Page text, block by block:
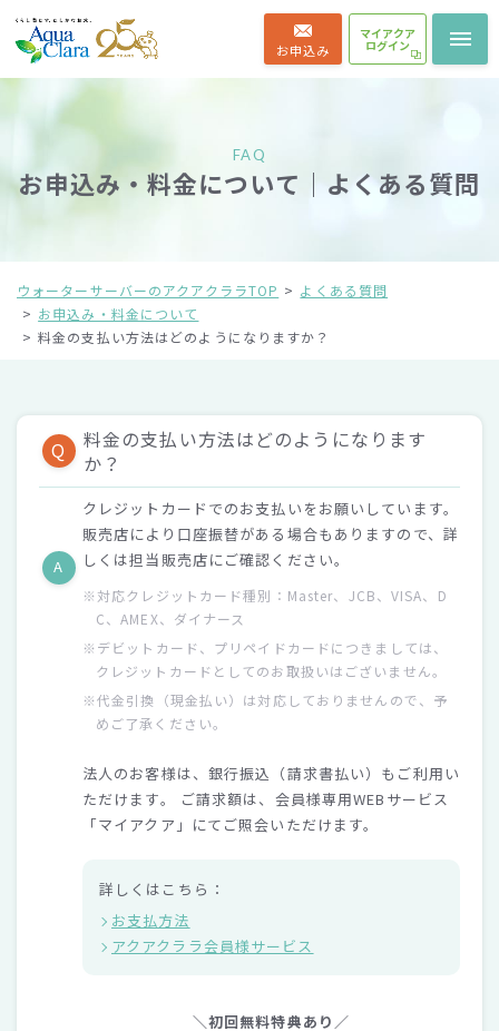
お申込み
マイアクア
ログイン
FAQ
お申込み・料金について｜よくある質問
ウォーターサーバーのアクアクララTOP
よくある質問
お申込み・料金について
料金の支払い方法はどのようになりますか？
Q
料金の支払い方法はどのようになります
か？
A
クレジットカードでのお支払いをお願いしています。
販売店により口座振替がある場合もありますので、詳
しくは担当販売店にご確認ください。
※対応クレジットカード種別：Master、JCB、VISA、D
C、AMEX、ダイナース
※デビットカード、プリペイドカードにつきましては、
クレジットカードとしてのお取扱いはございません。
※代金引換（現金払い）は対応しておりません​ので、予
めご了承ください。​
法人のお客様は、銀行振込（請求書払い）もご利用い
ただけます。 ご請求額は、会員様専用WEBサービス
「マイアクア」にてご照会いただけます。
詳しくはこちら：
お支払方法
アクアクララ会員様サービス
＼初回無料特典あり／